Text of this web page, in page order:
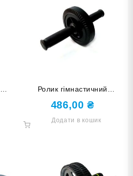
Ролик гімнастичний
одноколесний ССС
486,00₴
Додати в кошик